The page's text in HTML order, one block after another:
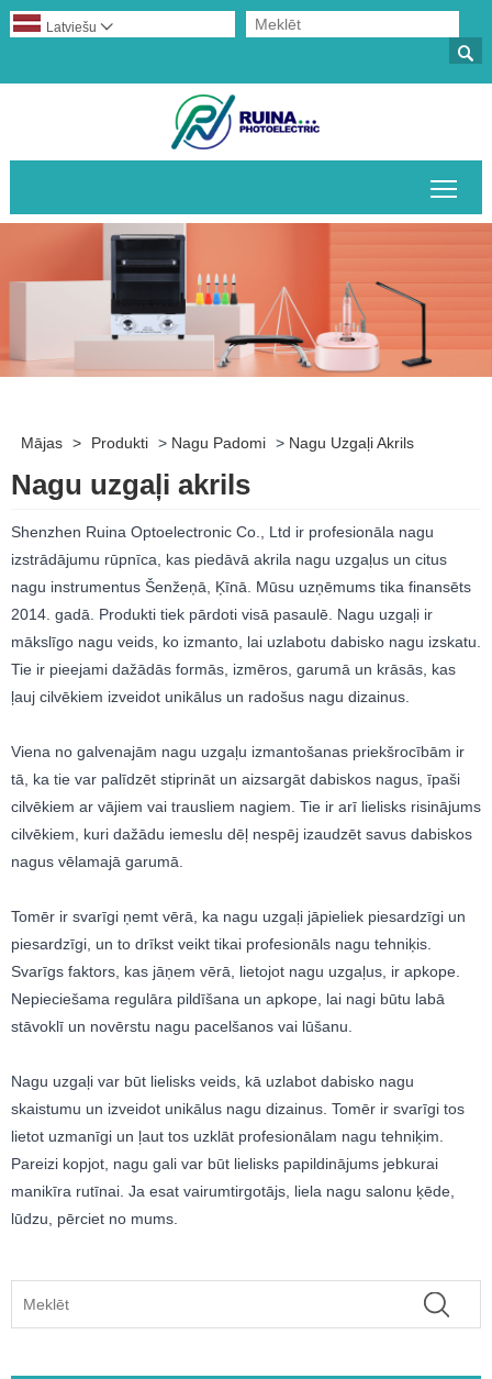

Latviešu 
Mājas > Produkti > Nagu Padomi > Nagu Uzgaļi Akrils
Nagu uzgaļi akrils
Shenzhen Ruina Optoelectronic Co., Ltd ir profesionāla nagu
izstrādājumu rūpnīca, kas piedāvā akrila nagu uzgaļus un citus
nagu instrumentus Šenžeņā, Ķīnā. Mūsu uzņēmums tika finansēts
2014. gadā. Produkti tiek pārdoti visā pasaulē. Nagu uzgaļi ir
mākslīgo nagu veids, ko izmanto, lai uzlabotu dabisko nagu izskatu.
Tie ir pieejami dažādās formās, izmēros, garumā un krāsās, kas
ļauj cilvēkiem izveidot unikālus un radošus nagu dizainus.
Viena no galvenajām nagu uzgaļu izmantošanas priekšrocībām ir
tā, ka tie var palīdzēt stiprināt un aizsargāt dabiskos nagus, īpaši
cilvēkiem ar vājiem vai trausliem nagiem. Tie ir arī lielisks risinājums
cilvēkiem, kuri dažādu iemeslu dēļ nespēj izaudzēt savus dabiskos
nagus vēlamajā garumā.
Tomēr ir svarīgi ņemt vērā, ka nagu uzgaļi jāpieliek piesardzīgi un
piesardzīgi, un to drīkst veikt tikai profesionāls nagu tehniķis.
Svarīgs faktors, kas jāņem vērā, lietojot nagu uzgaļus, ir apkope.
Nepieciešama regulāra pildīšana un apkope, lai nagi būtu labā
stāvoklī un novērstu nagu pacelšanos vai lūšanu.
Nagu uzgaļi var būt lielisks veids, kā uzlabot dabisko nagu
skaistumu un izveidot unikālus nagu dizainus. Tomēr ir svarīgi tos
lietot uzmanīgi un ļaut tos uzklāt profesionālam nagu tehniķim.
Pareizi kopjot, nagu gali var būt lielisks papildinājums jebkurai
manikīra rutīnai. Ja esat vairumtirgotājs, liela nagu salonu ķēde,
lūdzu, pērciet no mums.